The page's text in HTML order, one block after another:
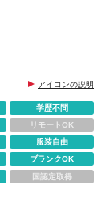
アイコンの説明
学歴不問
リモートOK
服装自由
ブランクOK
国認定取得